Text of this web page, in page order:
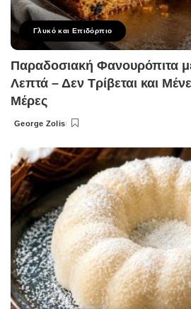
Γλυκό και Επιδόρπιο
Παραδοσιακή Φανουρόπιτα
Λεπτά – Δεν Τρίβεται και
Μέρες
Posted
George Zolis